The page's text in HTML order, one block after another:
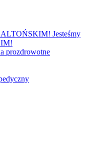
Jesteśmy
prozdrowotne